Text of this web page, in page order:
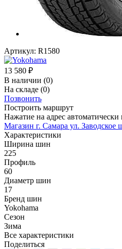
Артикул: R1580
13 580 ₽
В наличии (0)
На складе (0)
Позвонить
Построить маршрут
Нажатие на адрес
Магазин г. Самара ул. Заводское
Характеристики
Ширина шин
225
Профиль
60
Диаметр шин
17
Бренд шин
Yokohama
Сезон
Зима
Все характеристики
Поделиться